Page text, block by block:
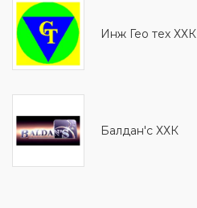
Инж Гео тех ХХК
Балдан'с ХХК